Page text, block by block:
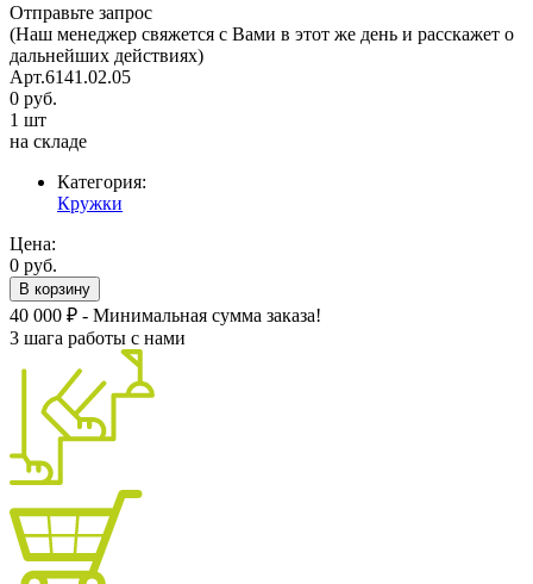
Отправьте запрос
(Наш менеджер свяжется с Вами в этот же день и расскажет о
дальнейших действиях)
Арт.6141.02.05
0 руб.
1 шт
на складе
Категория:
Кружки
Цена:
0 руб.
В корзину
40 000 ₽ - Минимальная сумма заказа!
3 шага работы с нами